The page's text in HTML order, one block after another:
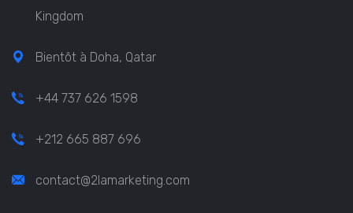
Kingdom
Bientôt à Doha, Qatar
+44 737 626 1598
+212 665 887 696
contact@2lamarketing.com